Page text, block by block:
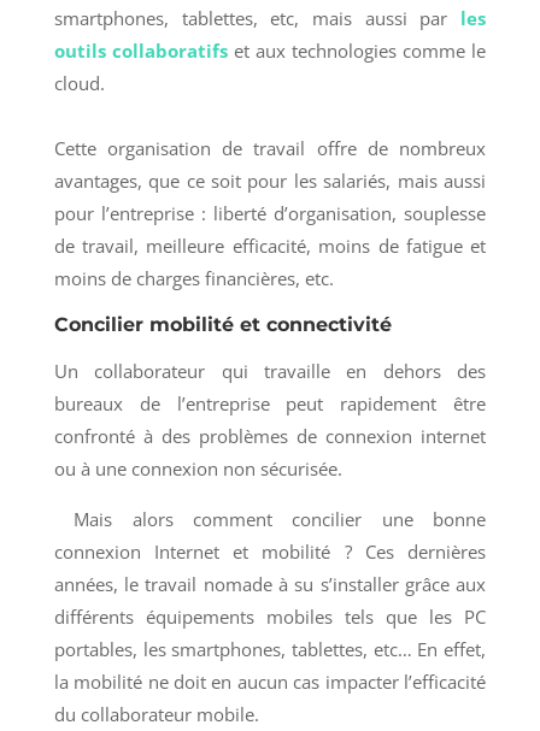
smartphones, tablettes, etc, mais aussi par les
outils collaboratifs et aux technologies comme le
cloud.
Cette organisation de travail offre de nombreux
avantages, que ce soit pour les salariés, mais aussi
pour l’entreprise : liberté d’organisation, souplesse
de travail, meilleure efficacité, moins de fatigue et
moins de charges financières, etc.
Concilier mobilité et connectivité
Un collaborateur qui travaille en dehors des
bureaux de l’entreprise peut rapidement être
confronté à des problèmes de connexion internet
ou à une connexion non sécurisée.
Mais alors comment concilier une bonne
connexion Internet et mobilité ? Ces dernières
années, le travail nomade à su s’installer grâce aux
différents équipements mobiles tels que les PC
portables, les smartphones, tablettes, etc… En effet,
la mobilité ne doit en aucun cas impacter l’efficacité
du collaborateur mobile.